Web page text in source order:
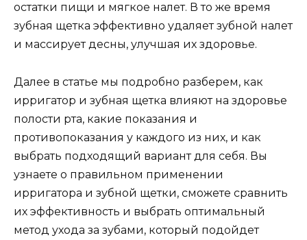
остатки пищи и мягкое налет. В то же время
зубная щетка эффективно удаляет зубной налет
и массирует десны, улучшая их здоровье.
Далее в статье мы подробно разберем, как
ирригатор и зубная щетка влияют на здоровье
полости рта, какие показания и
противопоказания у каждого из них, и как
выбрать подходящий вариант для себя. Вы
узнаете о правильном применении
ирригатора и зубной щетки, сможете сравнить
их эффективность и выбрать оптимальный
метод ухода за зубами, который подойдет